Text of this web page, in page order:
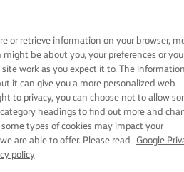
DI
or retrieve information on your browser,
be about you, your preferences or
work as you expect it to. The information
it can give you a more personalized web
to privacy, you can choose not to allow
headings to find out more and
types of cookies may impact your
are able to offer. Please read
Google
policy